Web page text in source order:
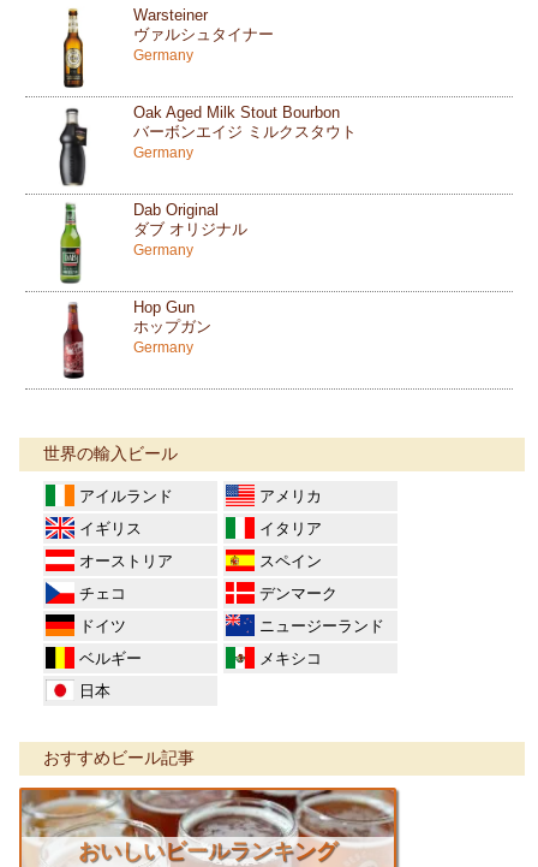
Warsteiner
ヴァルシュタイナー
Germany
Oak Aged Milk Stout Bourbon
バーボンエイジ ミルクスタウト
Germany
Dab Original
ダブ オリジナル
Germany
Hop Gun
ホップガン
Germany
世界の輸入ビール
アイルランド
アメリカ
イギリス
イタリア
オーストリア
スペイン
チェコ
デンマーク
ドイツ
ニュージーランド
ベルギー
メキシコ
日本
おすすめビール記事
おいしいビールランキング